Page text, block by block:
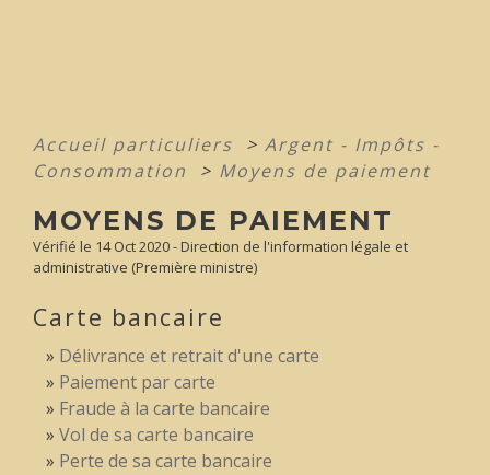
Accueil particuliers > Argent - Impôts -
Consommation
> Moyens de paiement
MOYENS DE PAIEMENT
Vérifié le 14 Oct 2020 - Direction de l'information légale et
administrative (Première ministre)
Carte bancaire
Délivrance et retrait d'une carte
Paiement par carte
Fraude à la carte bancaire
Vol de sa carte bancaire
Perte de sa carte bancaire